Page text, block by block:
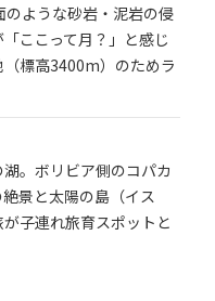
ような砂岩・泥岩の侵
ここって月？」と感じ
標高3400m）のためラ
。ボリビア側のコパカ
景と太陽の島（イス
子連れ旅育スポットと